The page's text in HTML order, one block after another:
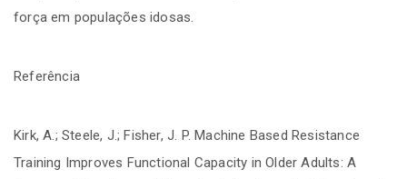
força em populações idosas.
Referência
Kirk, A.; Steele, J.; Fisher, J. P. Machine Based Resistance
Training Improves Functional Capacity in Older Adults: A